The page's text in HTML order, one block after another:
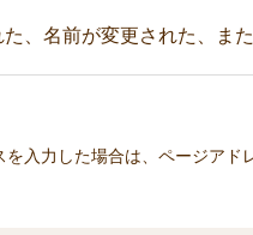
、名前が変更された、ま
を入力した場合は、ページアド